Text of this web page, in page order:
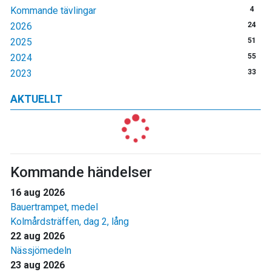
Kommande tävlingar 4
2026 24
2025 51
2024 55
2023 33
AKTUELLT
Kommande händelser
16 aug 2026
Bauertrampet, medel
Kolmårdsträffen, dag 2, lång
22 aug 2026
Nässjömedeln
23 aug 2026